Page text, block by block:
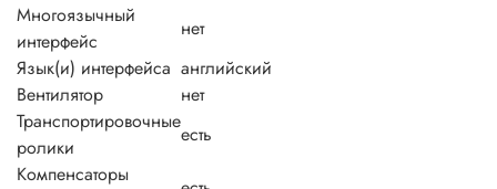
Многоязычный
интерфейс
нет
Язык(и) интерфейса английский
Вентилятор
нет
Транспортировочные
ролики
есть
Компенсаторы